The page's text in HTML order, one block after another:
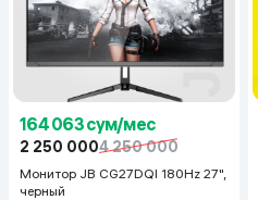
164 063 сум/мес
2 250 0004 250 000
Монитор JB CG27DQI 180Hz 27",
черный